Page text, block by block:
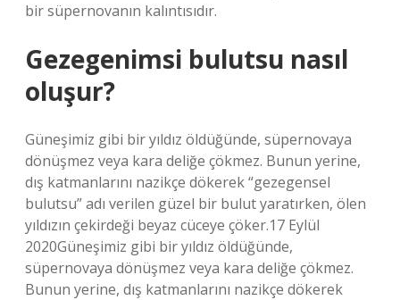
bir süpernovanın kalıntısıdır.
Gezegenimsi bulutsu nasıl
oluşur?
Güneşimiz gibi bir yıldız öldüğünde, süpernovaya
dönüşmez veya kara deliğe çökmez. Bunun yerine,
dış katmanlarını nazikçe dökerek “gezegensel
bulutsu” adı verilen güzel bir bulut yaratırken, ölen
yıldızın çekirdeği beyaz cüceye çöker.17 Eylül
2020Güneşimiz gibi bir yıldız öldüğünde,
süpernovaya dönüşmez veya kara deliğe çökmez.
Bunun yerine, dış katmanlarını nazikçe dökerek